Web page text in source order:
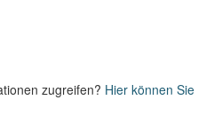
zugreifen? Hier können Sie